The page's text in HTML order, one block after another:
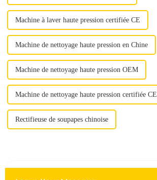
Machine à laver haute pression certifiée CE
Machine de nettoyage haute pression en Chine
Machine de nettoyage haute pression OEM
Machine de nettoyage haute pression certifiée CE
Rectifieuse de soupapes chinoise